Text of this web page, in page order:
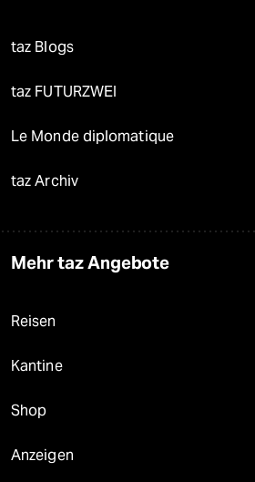
taz Blogs
taz FUTURZWEI
Le Monde diplomatique
taz Archiv
Mehr taz Angebote
Reisen
Kantine
Shop
Anzeigen